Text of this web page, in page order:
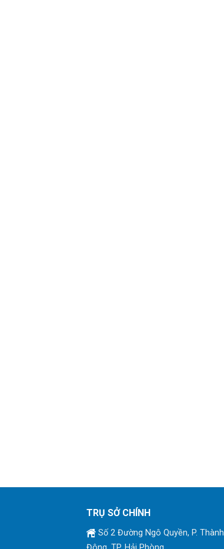
TRỤ SỞ CHÍNH
Số 2 Đường Ngô Quyền, P. Thành